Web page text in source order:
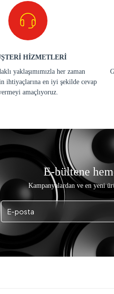
HİZMETLERİ
yaklaşımımızla her zaman
ihtiyaçlarına en iyi şekilde cevap
amaçlıyoruz.
E-bültene
Kampanyalardan ve en yeni